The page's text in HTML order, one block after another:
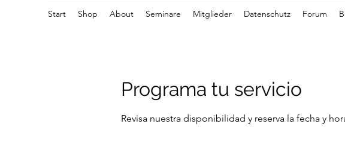
Start Shop About Seminare Mitglieder Datenschutz Forum
Programa tu servicio
Revisa nuestra disponibilidad y reserva la fecha y